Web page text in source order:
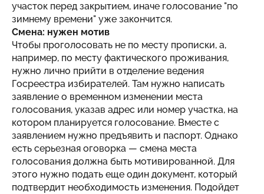
участок перед закрытием, иначе голосование "по
зимнему времени" уже закончится.
Смена: нужен мотив
Чтобы проголосовать не по месту прописки, а,
например, по месту фактического проживания,
нужно лично прийти в отделение ведения
Госреестра избирателей. Там нужно написать
заявление о временном изменении места
голосования, указав адрес или номер участка, на
котором планируется голосование. Вместе с
заявлением нужно предъявить и паспорт. Однако
есть серьезная оговорка — смена места
голосования должна быть мотивированной. Для
этого нужно подать еще один документ, который
подтвердит необходимость изменения. Подойдет